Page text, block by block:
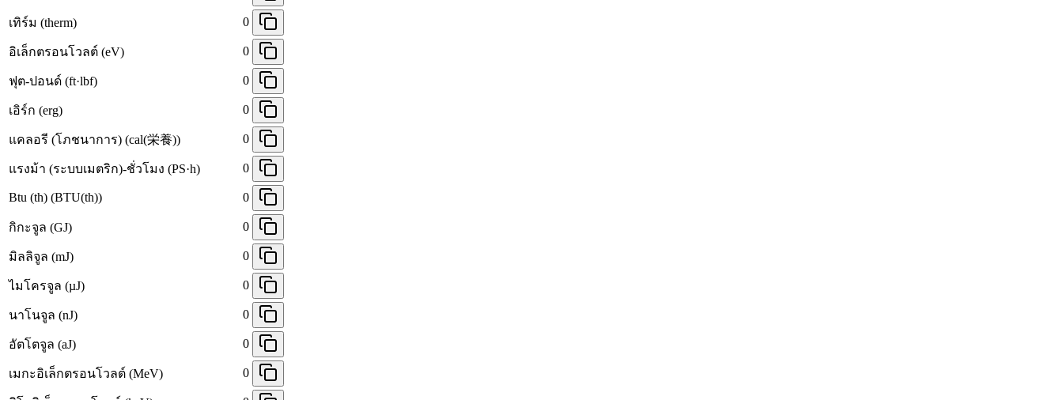
เทิร์ม (therm) 0
อิเล็กตรอนโวลต์ (eV) 0
ฟุต-ปอนด์ (ft·lbf) 0
เอิร์ก (erg) 0
แคลอรี (โภชนาการ) (cal(栄養)) 0
แรงม้า (ระบบเมตริก)-ชั่วโมง (PS·h) 0
Btu (th) (BTU(th)) 0
กิกะจูล (GJ) 0
มิลลิจูล (mJ) 0
ไมโครจูล (µJ) 0
นาโนจูล (nJ) 0
อัตโตจูล (aJ) 0
เมกะอิเล็กตรอนโวลต์ (MeV) 0